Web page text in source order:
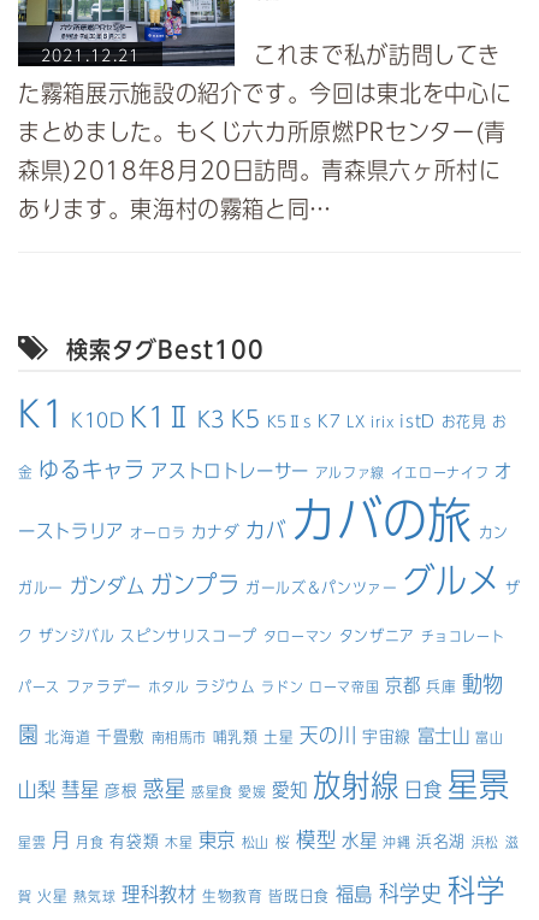
2021.12.21
これまで私が訪問してき
た霧箱展示施設の紹介です。今回は東北を中心に
まとめました。もくじ六カ所原燃PRセンター(青
森県)2018年8月20日訪問。青森県六ヶ所村に
あります。東海村の霧箱と同…
検索タグBest100
K1 K10D K1Ⅱ K3 K5 K5Ⅱs K7 LX irix istD お花見 お
金 ゆるキャラ アストロトレーサー アルファ線 イエローナイフ オ
ーストラリア オーロラ カナダ カバ カバの旅 カン
ガルー ガンダム ガンプラ ガールズ＆パンツァー グルメ ザ
ク ザンジバル スピンサリスコープ タローマン タンザニア チョコレート
パース ファラデー ホタル ラジウム ラドン ローマ帝国 京都 兵庫 動物
園 北海道 千畳敷 南相馬市 哺乳類 土星 天の川 宇宙線 富士山 富山
山梨 彗星 彦根 惑星 惑星食 愛媛 愛知 放射線 日食 星景
星雲 月 月食 有袋類 木星 東京 松山 桜 模型 水星 沖縄 浜名湖 浜松 滋
賀 火星 熱気球 理科教材 生物教育 皆既日食 福島 科学史 科学